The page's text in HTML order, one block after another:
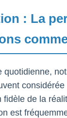
: La
quotidienne,
fidèle de la
est